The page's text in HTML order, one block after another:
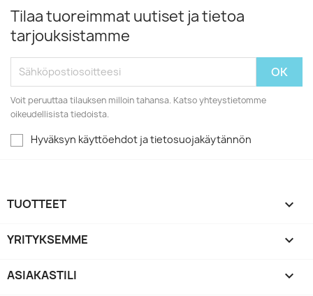
Tilaa tuoreimmat uutiset ja tietoa
tarjouksistamme
Voit peruuttaa tilauksen milloin tahansa. Katso yhteystietomme
oikeudellisista tiedoista.
Hyväksyn käyttöehdot ja tietosuojakäytännön
TUOTTEET 
YRITYKSEMME 
ASIAKASTILI 